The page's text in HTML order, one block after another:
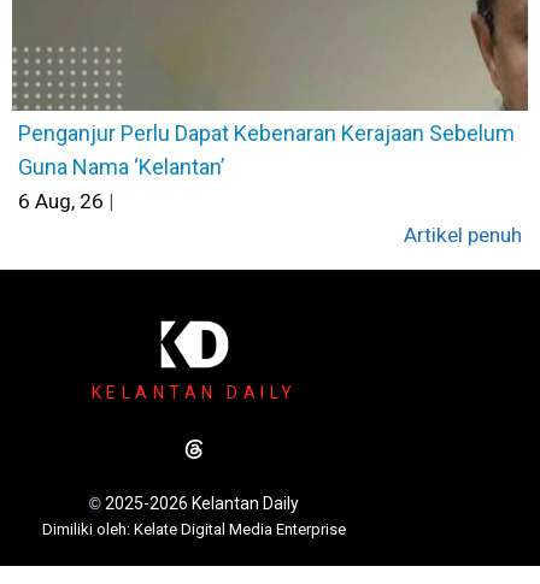
Penganjur Perlu Dapat Kebenaran Kerajaan Sebelum
Guna Nama ‘Kelantan’
6 Aug, 26 |
Artikel penuh
KELANTAN DAILY
© 2025-2026 Kelantan Daily
Dimiliki oleh: Kelate Digital Media Enterprise